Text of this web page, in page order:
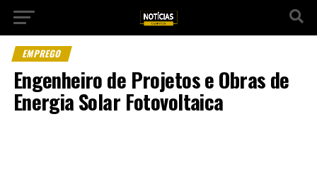
EMPREGO
Engenheiro de Projetos e Obras de
Energia Solar Fotovoltaica